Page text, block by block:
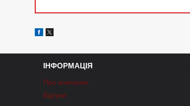
ІНФОРМАЦІЯ
Про компанію
Відгуки